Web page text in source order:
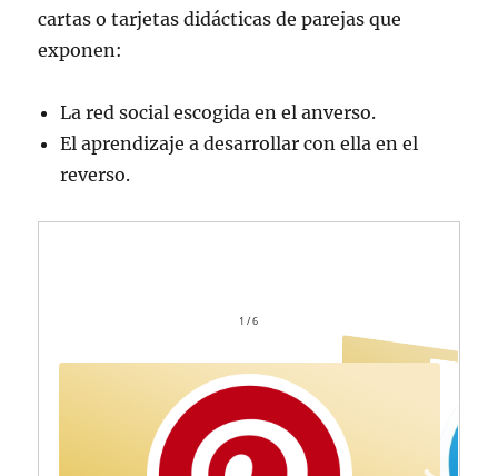
cartas o tarjetas didácticas de parejas que
exponen:
La red social escogida en el anverso.
El aprendizaje a desarrollar con ella en el
reverso.